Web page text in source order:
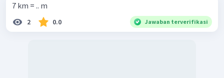
7 km = .. m
2 0.0 Jawaban terverifikasi